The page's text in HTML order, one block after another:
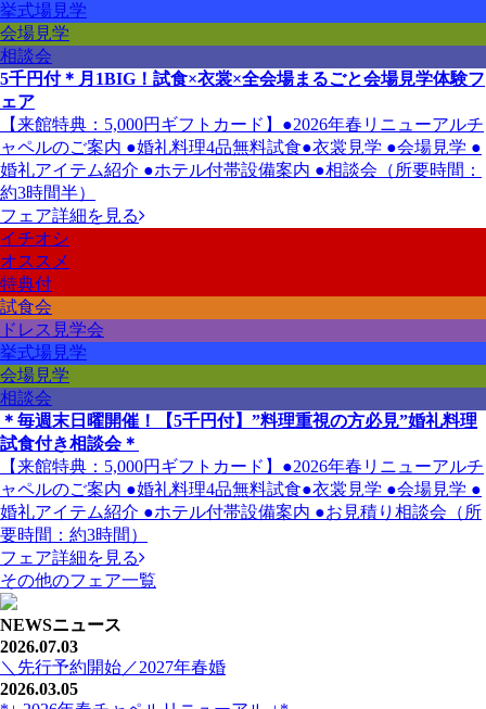
挙式場見学
会場見学
相談会
5千円付＊月1BIG！試食×衣裳×全会場まるごと会場見学体験フ
ェア
【来館特典：5,000円ギフトカード】●2026年春リニューアルチ
ャペルのご案内 ●婚礼料理4品無料試食●衣裳見学 ●会場見学 ●
婚礼アイテム紹介 ●ホテル付帯設備案内 ●相談会（所要時間：
約3時間半）
フェア詳細を見る
イチオシ
オススメ
特典付
試食会
ドレス見学会
挙式場見学
会場見学
相談会
＊毎週末日曜開催！【5千円付】”料理重視の方必見”婚礼料理
試食付き相談会＊
【来館特典：5,000円ギフトカード】●2026年春リニューアルチ
ャペルのご案内 ●婚礼料理4品無料試食●衣裳見学 ●会場見学 ●
婚礼アイテム紹介 ●ホテル付帯設備案内 ●お見積り相談会（所
要時間：約3時間）
フェア詳細を見る
その他のフェア一覧
NEWSニュース
2026.07.03
＼先行予約開始／2027年春婚
2026.03.05